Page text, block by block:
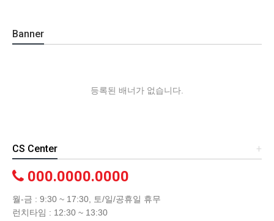
Banner
등록된 배너가 없습니다.
+
CS Center
000.0000.0000
월-금 : 9:30 ~ 17:30, 토/일/공휴일 휴무
런치타임 : 12:30 ~ 13:30